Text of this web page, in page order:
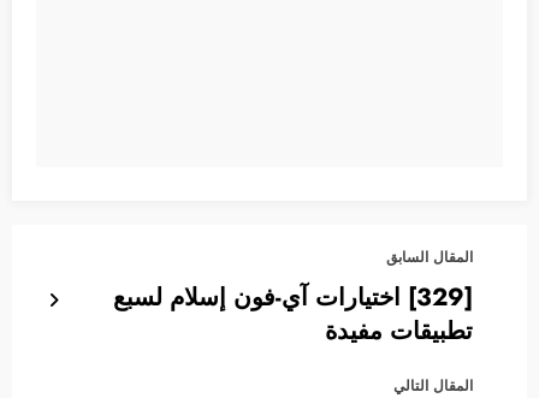
المقال السابق
[329] اختيارات آي-فون إسلام لسبع
تطبيقات مفيدة
المقال التالي